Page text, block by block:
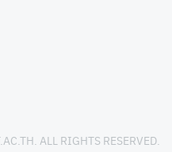
. ALL RIGHTS RESERVED.